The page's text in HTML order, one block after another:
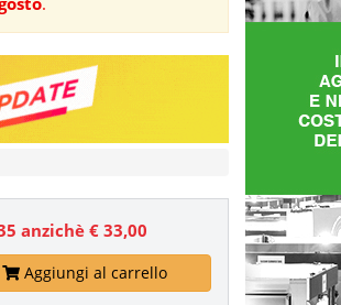
anzichè € 33,00
Aggiungi al carrello